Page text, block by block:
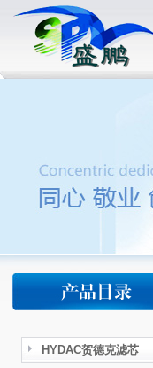
HYDAC贺德克滤芯